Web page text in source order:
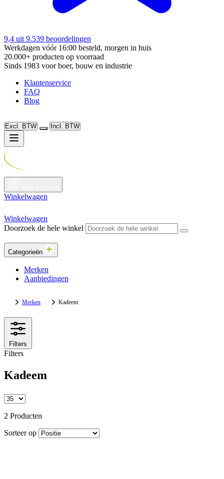
9,4 uit 9.539 beoordelingen
Werkdagen vóór 16:00 besteld, morgen in huis
20.000+ producten op voorraad
Sinds 1983 voor boer, bouw en industrie
Klantenservice
FAQ
Blog
Excl. BTW Incl. BTW
Winkelwagen
Winkelwagen
Doorzoek de hele winkel
Categorieën
Merken
Aanbiedingen
Merken Kadeem
Filters
Filters
Kadeem
2 Producten
Sorteer op